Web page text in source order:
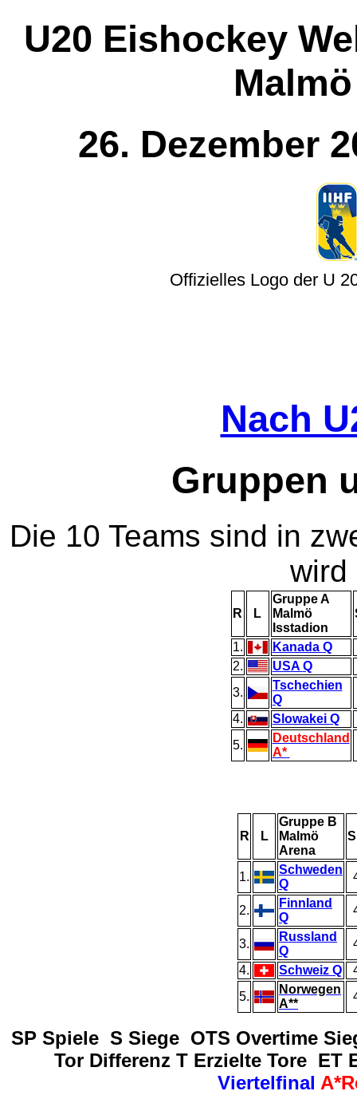
U20 Eishockey
26. Dezember
Offizielles Logo der U
Nach
Gruppen
Die 10 Teams sind in
wird
R L
Gruppe A
Malmö
Isstadion
1. Kanada Q
2.
USA Q
3.
Tschechien
Q
4.
Slowakei Q
5.
Deutschland
A*
R L
Gruppe B
Malmö
Arena
1.
Schweden
Q
2.
Finnland
Q
3.
Russland
Q
4.
Schweiz Q
5.
Norwegen
A**
SPSpiele S Siege OTS Overtime
Tor Differenz T Erzielte Tore ET
Viertelfinal